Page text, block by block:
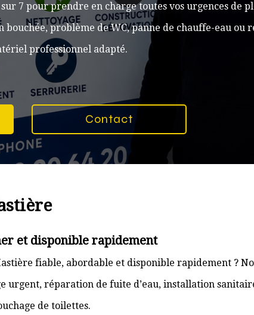
7 pour prendre en charge toutes vos urgences de
bouchée, problème de WC, panne de chauffe-eau
professionnel adapté.
Contact
et disponible rapidement
fiable, abordable et disponible rapidement ?
urgent, réparation de fuite d’eau, installation
de toilettes.